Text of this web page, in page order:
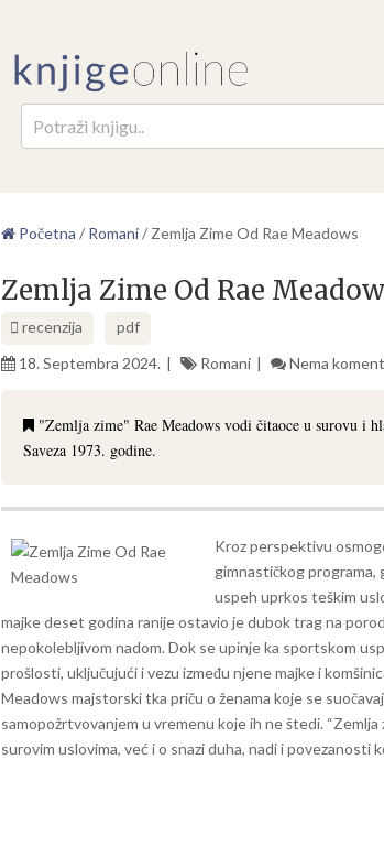
Početna / Romani/ Zemlja Zime Od Rae Meadows
Zemlja Zime Od Rae
recenzija
pdf
18. Septembra 2024.
Romani Nema
"Zemlja zime" Rae Meadows vodi čitaoce u surovu i
Saveza 1973. godine.
Kroz perspektivu
gimnastičkog programa,
uspeh uprkos teškim
majke deset godina ranije ostavio je dubok trag na
nepokolebljivom nadom. Dok se upinje ka sportskom
prošlosti, uključujući i vezu između njene majke i
Meadows majstorski tka priču o ženama koje se
samopožrtvovanjem u vremenu koje ih ne štedi. “Zemlja
surovim uslovima, već i o snazi duha, nadi i povezanosti